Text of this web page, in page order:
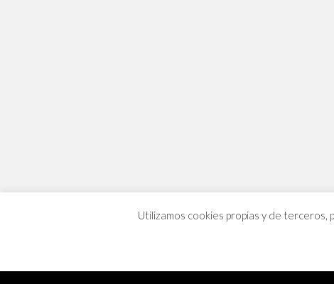
Utilizamos cookies propias y de terceros,